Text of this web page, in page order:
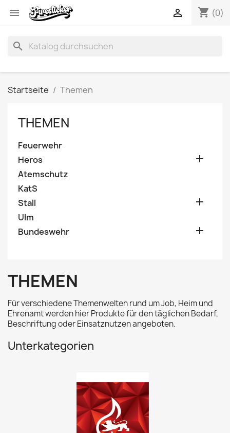
 shopping_cart (0)

search
Startseite Themen
THEMEN
Feuerwehr
Heros

Atemschutz
KatS
Stall

Ulm
Bundeswehr

THEMEN
Für verschiedene Themenwelten rund um Job, Heim und
Ehrenamt werden hier Produkte für den täglichen Bedarf,
Beschriftung oder Einsatznutzen angeboten.
Unterkategorien